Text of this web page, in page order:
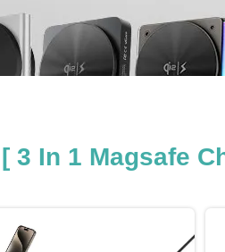
[ 3 In 1 Magsafe